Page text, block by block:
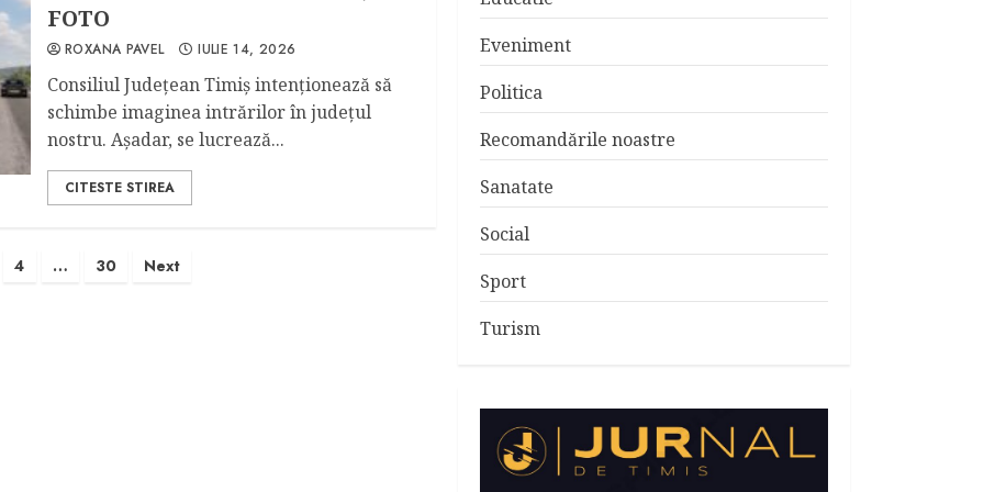
FOTO
ROXANA PAVEL IULIE 14, 2026
Consiliul Judeţean Timiş intenţionează să
schimbe imaginea intrărilor în judeţul
nostru. Aşadar, se lucrează...
CITESTE STIREA
4 … 30 Next
Eveniment
Politica
Recomandările noastre
Sanatate
Social
Sport
Turism